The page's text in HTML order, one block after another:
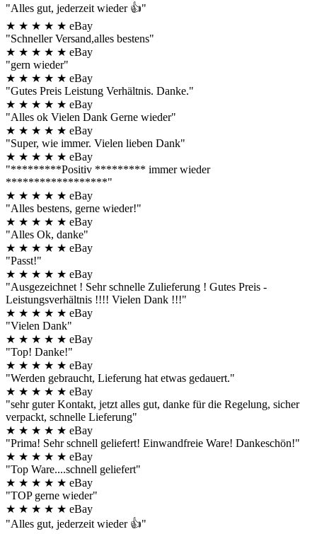
"Alles gut, jederzeit wieder 👍"
★ ★ ★ ★ ★ eBay
"Schneller Versand,alles bestens"
★ ★ ★ ★ ★ eBay
"gern wieder"
★ ★ ★ ★ ★ eBay
"Gutes Preis Leistung Verhältnis. Danke."
★ ★ ★ ★ ★ eBay
"Alles ok Vielen Dank Gerne wieder"
★ ★ ★ ★ ★ eBay
"Super, wie immer. Vielen lieben Dank"
★ ★ ★ ★ ★ eBay
"*********Positiv ********* immer wieder
******************"
★ ★ ★ ★ ★ eBay
"Alles bestens, gerne wieder!"
★ ★ ★ ★ ★ eBay
"Alles Ok, danke"
★ ★ ★ ★ ★ eBay
"Passt!"
★ ★ ★ ★ ★ eBay
"Ausgezeichnet ! Sehr schnelle Zulieferung ! Gutes Preis -
Leistungsverhältnis !!!! Vielen Dank !!!"
★ ★ ★ ★ ★ eBay
"Vielen Dank"
★ ★ ★ ★ ★ eBay
"Top! Danke!"
★ ★ ★ ★ ★ eBay
"Werden gebraucht, Lieferung hat etwas gedauert."
★ ★ ★ ★ ★ eBay
"sehr guter Kontakt, jetzt alles gut, danke für die Regelung, sicher
verpackt, schnelle Lieferung"
★ ★ ★ ★ ★ eBay
"Prima! Sehr schnell geliefert! Einwandfreie Ware! Dankeschön!"
★ ★ ★ ★ ★ eBay
"Top Ware....schnell geliefert"
★ ★ ★ ★ ★ eBay
"TOP gerne wieder"
★ ★ ★ ★ ★ eBay
"Alles gut, jederzeit wieder 👍"